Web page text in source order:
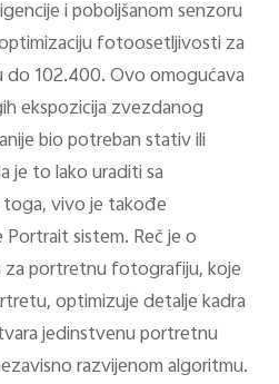
i poboljšanom senzoru
fotoosetljivosti za
do 102.400. Ovo omogućava
ekspozicija zvezdanog
bio potreban stativ ili
je to lako uraditi sa
vivo je takođe
sistem. Reč je o
za portretnu fotografiju, koje
optimizuje detalje kadra
jedinstvenu portretnu
razvijenom algoritmu.